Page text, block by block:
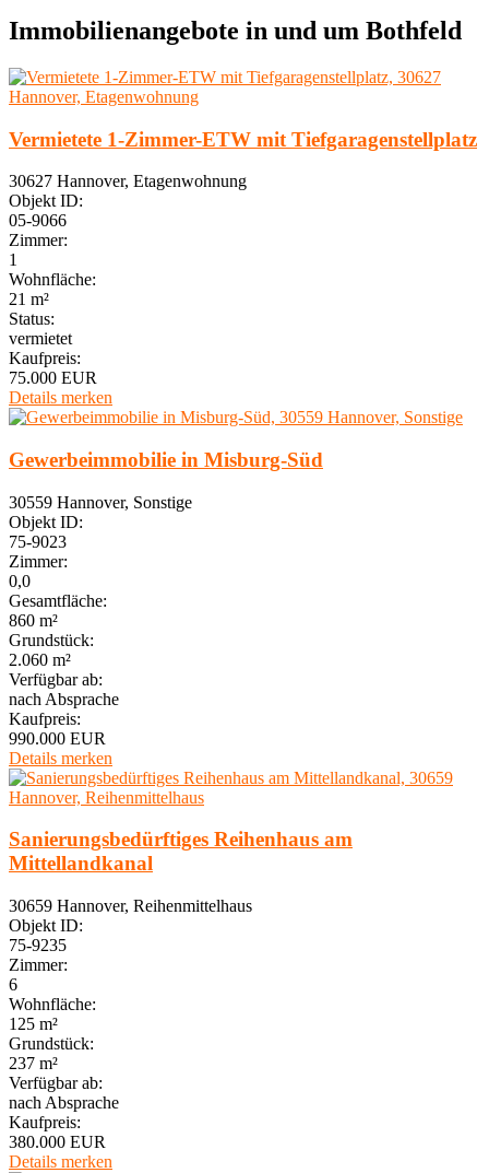
Immobilien­angebote in und um Bothfeld
Vermietete 1-Zimmer-ETW mit Tiefgaragenstellplatz
30627 Hannover, Etagenwohnung
Objekt ID:
05-9066
Zimmer:
1
Wohnfläche:
21 m²
Status:
vermietet
Kaufpreis:
75.000 EUR
Details merken
Gewerbeimmobilie in Misburg-Süd
30559 Hannover, Sonstige
Objekt ID:
75-9023
Zimmer:
0,0
Gesamtfläche:
860 m²
Grundstück:
2.060 m²
Verfügbar ab:
nach Absprache
Kaufpreis:
990.000 EUR
Details merken
Sanierungsbedürftiges Reihenhaus am
Mittellandkanal
30659 Hannover, Reihenmittelhaus
Objekt ID:
75-9235
Zimmer:
6
Wohnfläche:
125 m²
Grundstück:
237 m²
Verfügbar ab:
nach Absprache
Kaufpreis:
380.000 EUR
Details merken